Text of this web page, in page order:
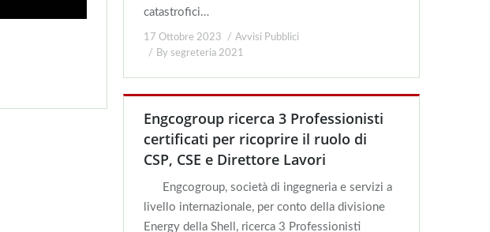
catastrofici…
17 Ottobre 2023
Avvisi Pubblici
By segreteria 2021
Engcogroup ricerca 3 Professionisti
certificati per ricoprire il ruolo di
CSP, CSE e Direttore Lavori
Engcogroup, società di ingegneria e servizi a
livello internazionale, per conto della divisione
Energy della Shell, ricerca 3 Professionisti